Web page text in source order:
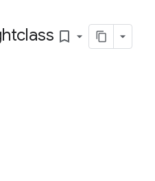
bookmark_border